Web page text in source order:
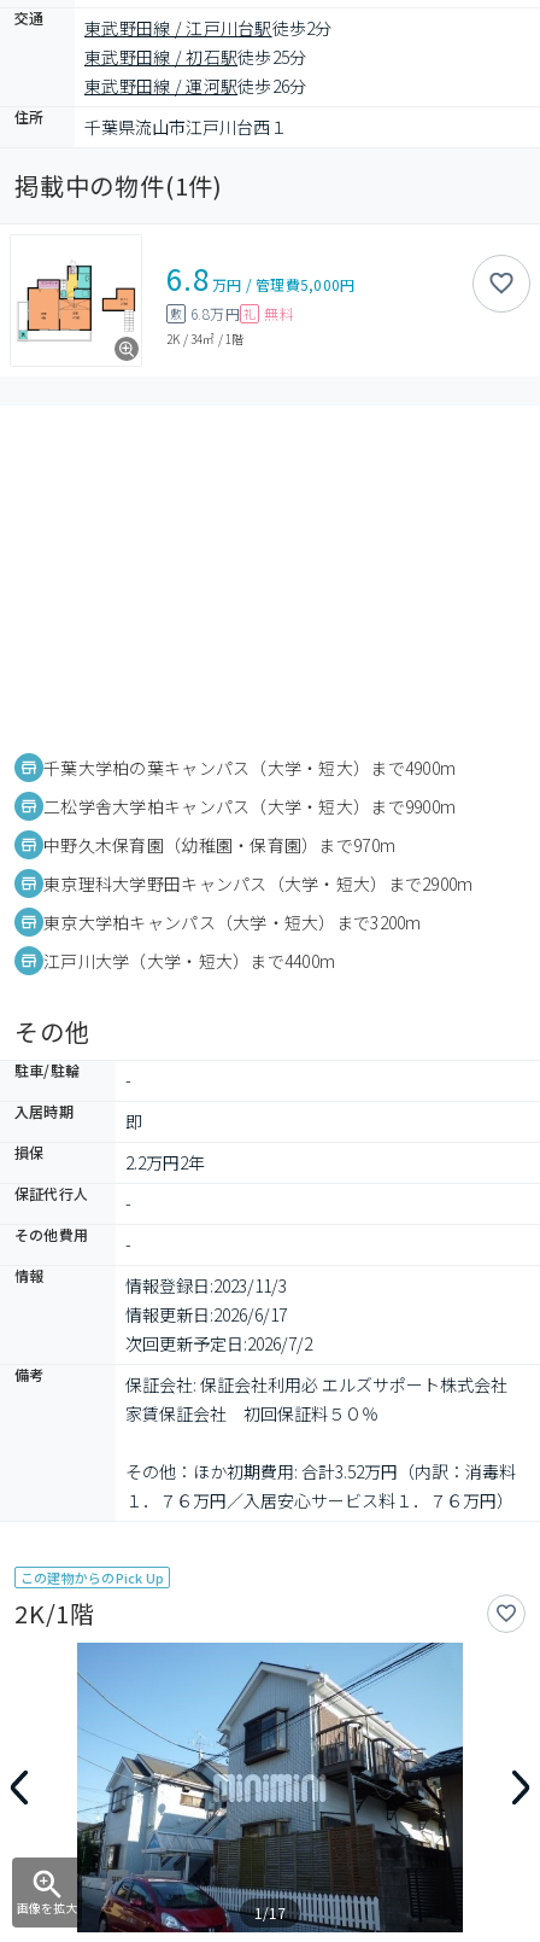
交通 東武野田線 / 江戸川台駅徒歩2分
東武野田線 / 初石駅徒歩25分
東武野田線 / 運河駅徒歩26分
住所 千葉県流山市江戸川台西１
掲載中の物件(1件)
6.8万円 /管理費5,000円
敷 6.8万円 礼 無料
2K /34㎡ / 1階
千葉大学柏の葉キャンパス（大学・短大）まで4900m
二松学舎大学柏キャンパス（大学・短大）まで9900m
中野久木保育園（幼稚園・保育園）まで970m
東京理科大学野田キャンパス（大学・短大）まで2900m
東京大学柏キャンパス（大学・短大）まで3200m
江戸川大学（大学・短大）まで4400m
その他
駐車/駐輪 -
入居時期 即
損保 2.2万円2年
保証代行人 -
その他費用 -
情報 情報登録日:2023/11/3
情報更新日:2026/6/17
次回更新予定日:2026/7/2
備考
保証会社: 保証会社利用必 エルズサポート株式会社
家賃保証会社　初回保証料５０％
その他：ほか初期費用: 合計3.52万円（内訳：消毒料
１．７６万円／入居安心サービス料１．７６万円）
この建物からのPick Up
2K/1階
画像を拡大 1/17